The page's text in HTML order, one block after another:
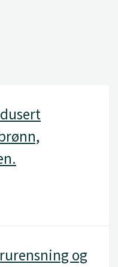
og